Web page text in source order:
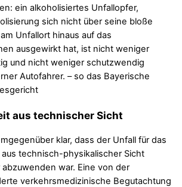
ein alkoholisiertes Unfallopfer,
sich nicht über seine bloße
Unfallort hinaus auf das
ausgewirkt hat, ist nicht weniger
und nicht weniger schutzwendig
Autofahrer. – so das Bayerische
aus technischer Sicht
klar, dass der Unfall für das
technisch-physikalischer Sicht
war. Eine von der
verkehrsmedizinische Begutachtung